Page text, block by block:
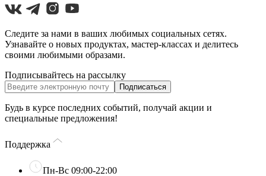
Следите за нами в ваших любимых социальных сетях.
Узнавайте о новых продуктах, мастер-классах и делитесь
своими любимыми образами.
Подписывайтесь на рассылку
Подписаться
Будь в курсе последних событий, получай акции и
специальные предложения!
Поддержка
Пн-Вс 09:00-22:00